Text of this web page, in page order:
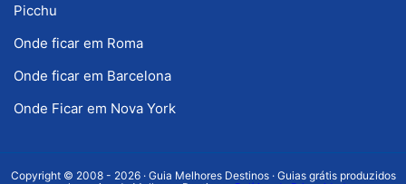
Picchu
Onde ficar em Roma
Onde ficar em Barcelona
Onde Ficar em Nova York
Copyright © 2008 - 2026 · Guia Melhores Destinos · Guias grátis produzidos